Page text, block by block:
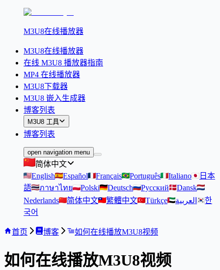
M3U8在线播放器
M3U8在线播放器
在线 M3U8 播放器指南
MP4 在线播放器
M3U8下载器
M3U8 嵌入生成器
博客列表
M3U8 工具
博客列表
open navigation menu
简体中文
English
Español Français Português Italiano
日本
語
ภาษาไทย Polski Deutsch Русский
Dansk
Nederlands
简体中文 繁體中文 Türkçe العربية
한
국어
首页 博客 如何在线播放M3U8视频
如何在线播放M3U8视频